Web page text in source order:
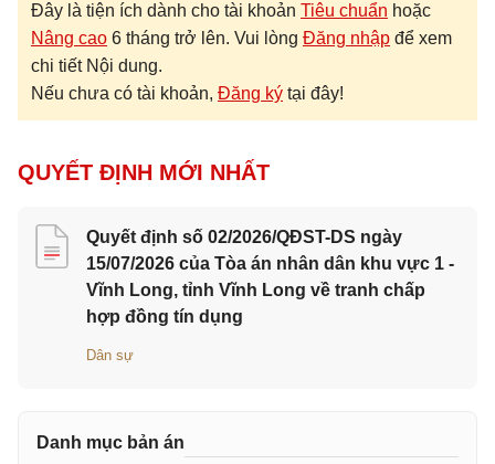
Đây là tiện ích dành cho tài khoản Tiêu chuẩn hoặc
Nâng cao 6 tháng trở lên. Vui lòng Đăng nhập để xem
chi tiết Nội dung.
Nếu chưa có tài khoản, Đăng ký tại đây!
QUYẾT ĐỊNH MỚI NHẤT
Quyết định số 02/2026/QĐST-DS ngày
15/07/2026 của Tòa án nhân dân khu vực 1 -
Vĩnh Long, tỉnh Vĩnh Long về tranh chấp
hợp đồng tín dụng
Dân sự
Danh mục bản án